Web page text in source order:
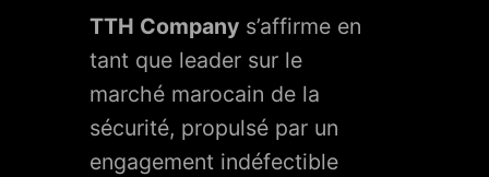
TTH Company s’affirme en
tant que leader sur le
marché marocain de la
sécurité, propulsé par un
engagement indéfectible